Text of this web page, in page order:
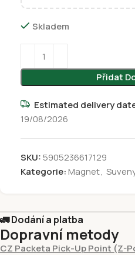
Skladem
Přidat
Estimated delivery
19/08/2026
SKU:5905236617129
Kategorie:Magnet,
🚛 Dodání a platba
Dopravní metody
CZ Packeta Pick-Up Point (Z-